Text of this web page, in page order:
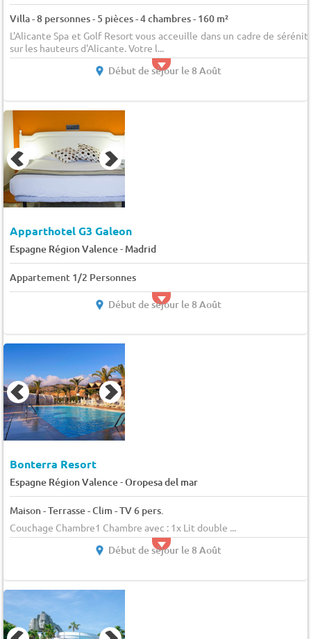
Villa - 8 personnes - 5 pièces - 4 chambres - 160 m²
L'Alicante Spa et Golf Resort vous acceuille dans un cadre de
sur les hauteurs d'Alicante. Votre l...
Début de séjour le 8 Août
Apparthotel G3 Galeon
Espagne Région Valence- Madrid
Appartement 1/2 Personnes
Début de séjour le 8 Août
Bonterra Resort
Espagne Région Valence-Oropesa del mar
Maison - Terrasse - Clim - TV 6 pers.
Couchage Chambre1 Chambre avec : 1x Lit double ...
Début de séjour le 8 Août